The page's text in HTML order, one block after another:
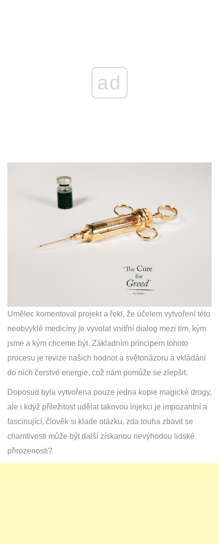
ad
Umělec komentoval projekt a řekl, že účelem vytvoření této
neobvyklé medicíny je vyvolat vnitřní dialog mezi tím, kým
jsme a kým chceme být. Základním principem tohoto
procesu je revize našich hodnot a světonázoru a vkládání
do nich čerstvé energie, což nám pomůže se zlepšit.
Doposud byla vytvořena pouze jedna kopie magické drogy,
ale i když příležitost udělat takovou injekci je impozantní a
fascinující, člověk si klade otázku, zda touha zbavit se
chamtivosti může být další získanou nevýhodou lidské
přirozenosti?